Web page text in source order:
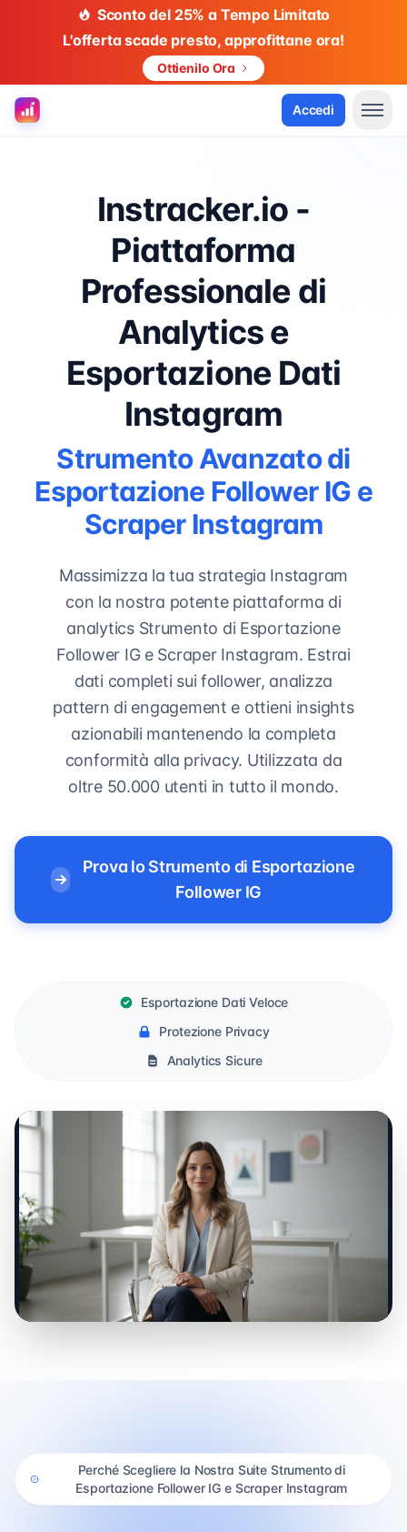
Sconto del 25% a Tempo Limitato
L'offerta scade presto, approfittane ora!
Ottienilo Ora
Accedi
Instracker.io -
Piattaforma
Professionale di
Analytics e
Esportazione Dati
Instagram
Strumento Avanzato di
Esportazione Follower IG e
Scraper Instagram
Massimizza la tua strategia Instagram
con la nostra potente piattaforma di
analytics Strumento di Esportazione
Follower IG e Scraper Instagram. Estrai
dati completi sui follower, analizza
pattern di engagement e ottieni insights
azionabili mantenendo la completa
conformità alla privacy. Utilizzata da
oltre 50.000 utenti in tutto il mondo.
Prova lo Strumento di Esportazione
Follower IG
Esportazione Dati Veloce
Protezione Privacy
Analytics Sicure
0:00 / 0:00
Perché Scegliere la Nostra Suite Strumento di
Esportazione Follower IG e Scraper Instagram